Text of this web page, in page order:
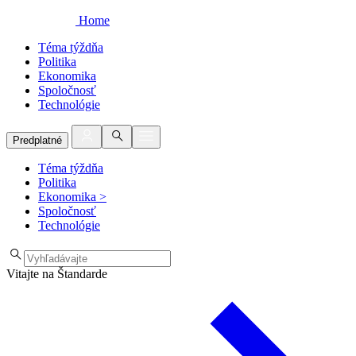
Home
Téma týždňa
Politika
Ekonomika
Spoločnosť
Technológie
Predplatné
Téma týždňa
Politika
Ekonomika >
Spoločnosť
Technológie
Vitajte na Štandarde